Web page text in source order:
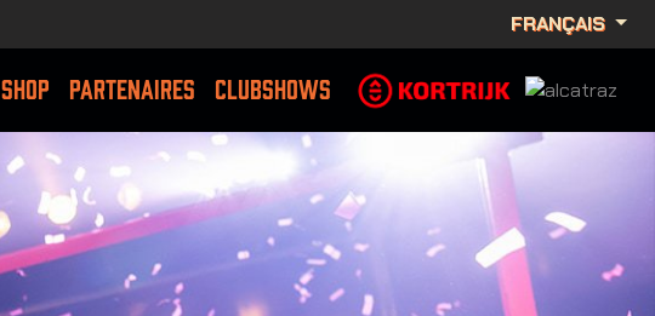
FRANÇAIS
SHOP PARTENAIRES CLUBSHOWS